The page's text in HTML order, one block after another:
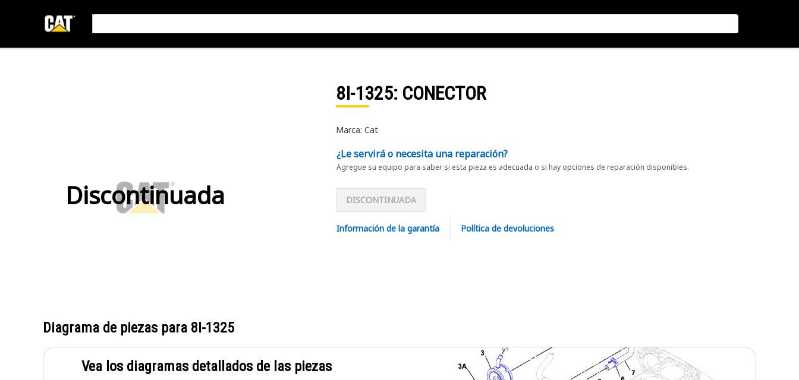
Discontinuada
8I-1325: CONECTOR
Marca: Cat
¿Le servirá o necesita una reparación?
Agregue su equipo para saber si esta pieza es adecuada o si hay opciones de reparación disponibles.
DISCONTINUADA
Información de la garantía Política de devoluciones
Diagrama de piezas para 8I-1325
Vea los diagramas detallados de las piezas